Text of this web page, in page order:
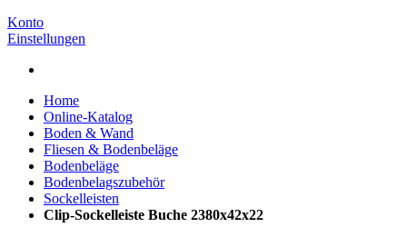
Konto
Einstellungen
Home
Online-Katalog
Boden & Wand
Fliesen & Bodenbeläge
Bodenbeläge
Bodenbelagszubehör
Sockelleisten
Clip-Sockelleiste Buche 2380x42x22